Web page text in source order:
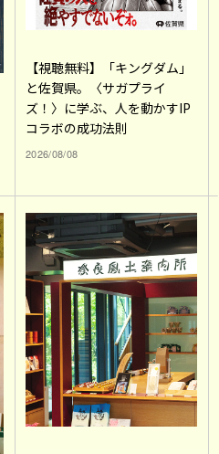
【視聴無料】「キングダム」
と佐賀県。〈サガプライ
ズ！〉に学ぶ、人を動かすIP
コラボの成功法則
2026/08/08